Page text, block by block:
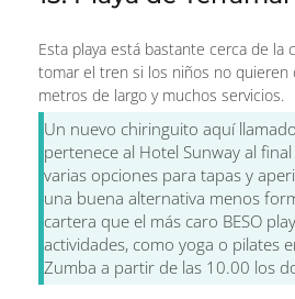
Esta playa está bastante cerca de la
tomar el tren si los niños no quieren
metros de largo y muchos servicios.
Un nuevo chiringuito aquí
pertenece al Hotel Sunway al
varias opciones para tapas y
una buena alternativa menos
cartera que el más caro BESO
actividades, como yoga o pilates
Zumba a partir de las 10.00 los